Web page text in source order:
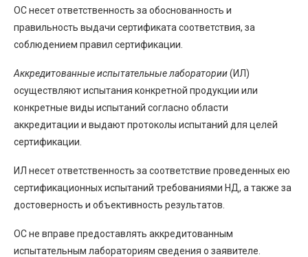
ОС несет ответственность за обоснованность и
правильность выдачи сертификата соответствия, за
соблюдением правил сертификации.
Аккредитованные испытательные лаборатории(ИЛ)
осуществляют испытания конкретной продукции или
конкретные виды испытаний согласно области
аккредитации и выдают протоколы испытаний для целей
сертификации.
ИЛ несет ответственность за соответствие проведенных ею
сертификационных испытаний требованиями НД, а также за
достоверность и объективность результатов.
ОС не вправе предоставлять аккредитованным
испытательным лабораториям сведения о заявителе.